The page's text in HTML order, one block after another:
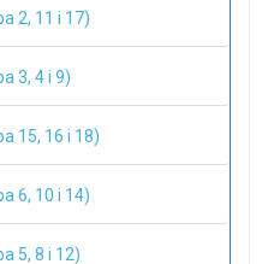
2, 11 i 17)
3, 4 i 9)
15, 16 i 18)
6, 10 i 14)
5, 8 i 12)